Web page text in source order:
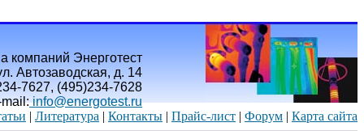
компаний Энерготест
Автозаводская, д. 14
7627, (495)234-7628
info@energotest.ru
| Литература | Контакты | Прайс-лист | Форум | Карта сайта